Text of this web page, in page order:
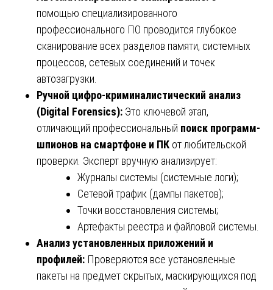
помощью специализированного
профессионального ПО проводится глубокое
сканирование всех разделов памяти, системных
процессов, сетевых соединений и точек
автозагрузки.
Ручной цифро-криминалистический анализ
(Digital Forensics): Это ключевой этап,
отличающий профессиональный поиск программ-
шпионов на смартфоне и ПК от любительской
проверки. Эксперт вручную анализирует:
Журналы системы (системные логи);
Сетевой трафик (дампы пакетов);
Точки восстановления системы;
Артефакты реестра и файловой системы.
Анализ установленных приложений и
профилей: Проверяются все установленные
пакеты на предмет скрытых, маскирующихся под